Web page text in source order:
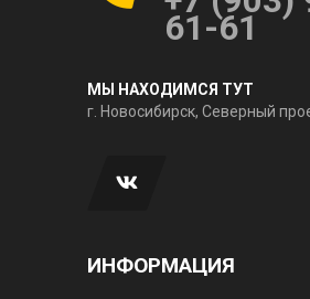
61-61
МЫ НАХОДИМСЯ ТУТ
г. Новосибирск, Северный
ИНФОРМАЦИЯ